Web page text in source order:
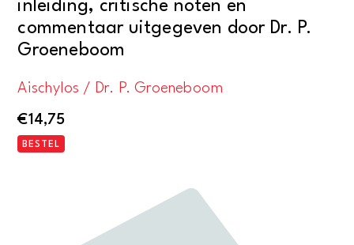
inleiding, critische noten en
commentaar uitgegeven door Dr. P.
Groeneboom
Aischylos / Dr. P. Groeneboom
€14,75
BESTEL